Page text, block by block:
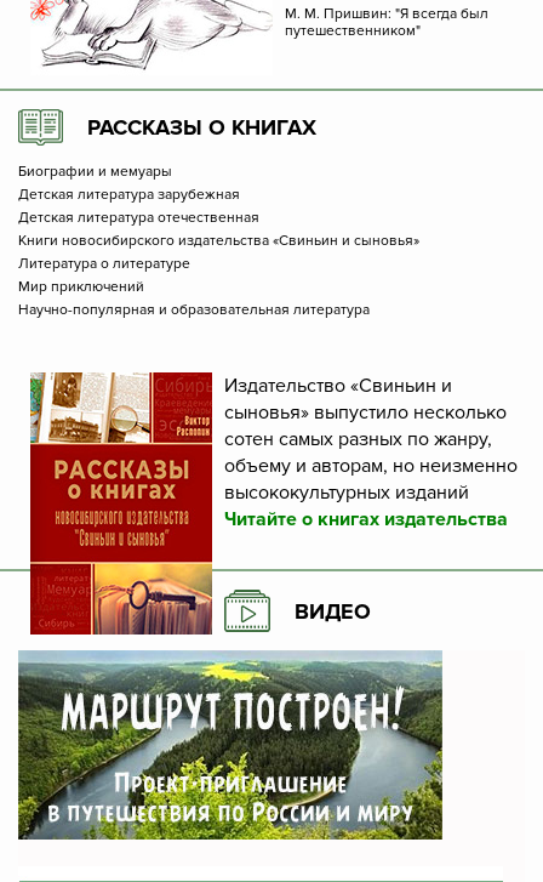
М. М. Пришвин: "Я всегда был
путешественником"
РАССКАЗЫ О КНИГАХ
Биографии и мемуары
Детская литература зарубежная
Детская литература отечественная
Книги новосибирского издательства «Свиньин и сыновья»
Литература о литературе
Мир приключений
Научно-популярная и образовательная литература
Издательство «Свиньин и
сыновья» выпустило несколько
сотен самых разных по жанру,
объему и авторам, но неизменно
высококультурных изданий
Читайте о книгах издательства
ВИДЕО